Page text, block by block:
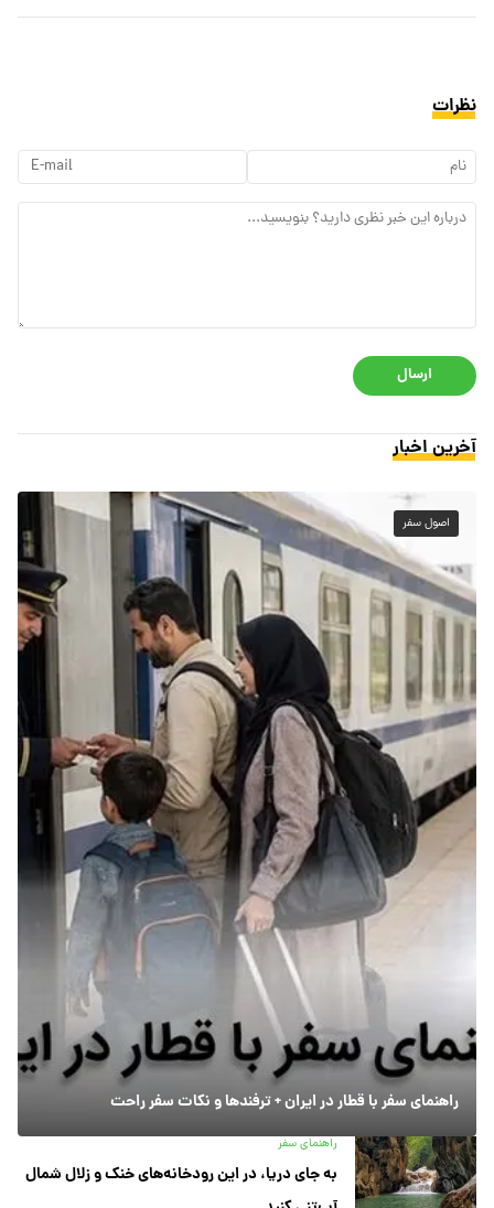
نظرات
ارسال
آخرین اخبار
اصول سفر
راهنمای سفر با قطار در ایران + ترفندها و نکات سفر راحت
راهنمای سفر
به جای دریا، در این رودخانه‌های خنک و زلال شمال